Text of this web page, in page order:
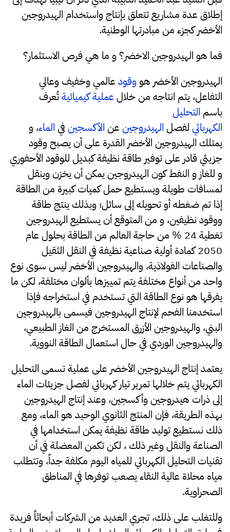
إطلاق عدة مشاريع تتعلق بإنتاج واستخدام الهيدروجين
الأخضر كجزء من مبادرتها الوطنية.
فما هو الهيدروجين الاخضر؟و ما هي فرص الاستثمار؟
الهيدروجين الأخضر هووقودعالمي وخفيف وعالي
التفاعل، يتم انتاجه من خلالعملية كيميائيةتُعرف
باسم التحليل
الكهربائي لفصل الهيدروجينعن الأكسجين في الماء، و
يمتلك الهيدروجين الأخضر القدرة على أن يصبح وقود
جزيئي قادر على توفير طاقة نظيفة كبديل للوقود الأحفوري
و للغاز و النفط كون الهيدروجين يمكن أن يخزن وينقل
لمسافات طويلة ويستطيع حمل كميات كبيرة من الطاقة
إذا تم ضغطه أو تحويله إلى سائل؛ وبذلك ينتج طاقة
ووقود نظيفين، و من المتوقع أن يستطيع الهيدروجين
تغطية 24 % من حاجة العالم من الطاقة بحلول عام
2050 كمادة أولية صناعية نظيفة في النقل الثقيل
والصناعات الفولاذية، والهيدروجين الأخضر ليس سوى نوع
واحد من أنواع مختلفة يتم تمييزها بألوان مختلفة، لكن ما
يفرقها هو نوع الطاقة التي تستخدم في استخراجه فإذا
استخدمنا الفحم لإنتاج الهيدروجين فيسمى بالهيدروجين
البني، والهيدروجين الأزرق المستخرج من الغاز الطبيعي،
والهيدروجين الوردي في حال استعمال الطاقة النووية.
يعتمد إنتاج الهيدروجين الأخضر على عملية تسمى التحليل
الكهربائي يتم خلالها تمرير تيار كهربائي لفصل جزيئات الماء
إلى ذرات هيدروجين وأكسجين، وعند إنتاج الهيدروجين
بهذه الطريقة، فإن المنتج الثانوي الوحيد هو الماء، ومع
ذلك نستطيع توليد طاقة نظيفة يمكن استخدامها في
الصناعة والنقل وغير ذلك ، لكن تكمن المعضلة في أن
تقنيات التحليل الكهربائي للمياه اليوم مكلفة جداً، وتتطلب
مياه محلاة عالية النقاء يصعب توفرها في المناطق
الصحراوية.
وللتغلب على ذلك، تجري العديد من الشركات أبحاثاً فريدة